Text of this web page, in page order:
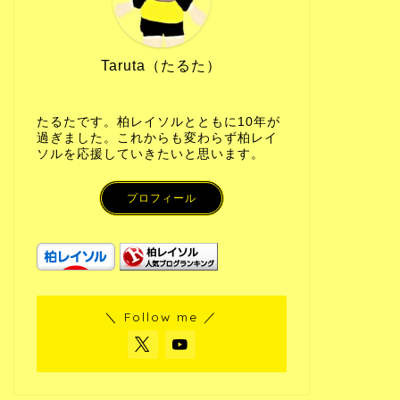
Taruta（たるた）
たるたです。柏レイソルとともに10年が
過ぎました。これからも変わらず柏レイ
ソルを応援していきたいと思います。
プロフィール
＼ Follow me ／